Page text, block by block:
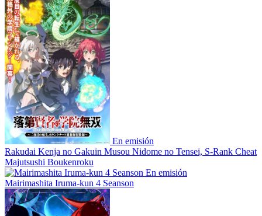
En emisión
Rakudai Kenja no Gakuin Musou Nidome no Tensei, S-Rank Cheat
Majutsushi Boukenroku
En emisión
Mairimashita Iruma-kun 4 Seanson